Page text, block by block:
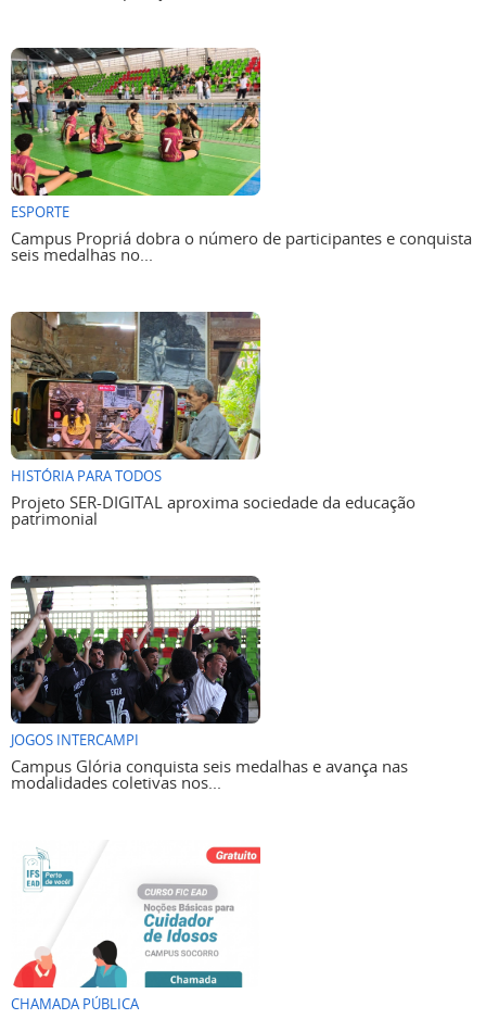
ESPORTE
Campus Propriá dobra o número de participantes e conquista
seis medalhas no...
HISTÓRIA PARA TODOS
Projeto SER-DIGITAL aproxima sociedade da educação
patrimonial
JOGOS INTERCAMPI
Campus Glória conquista seis medalhas e avança nas
modalidades coletivas nos...
CHAMADA PÚBLICA